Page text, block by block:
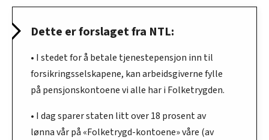
Dette er forslaget fra NTL:
• I stedet for å betale tjenestepensjon inn til
forsikringsselskapene, kan arbeidsgiverne fylle
på pensjonskontoene vi alle har i Folketrygden.
• I dag sparer staten litt over 18 prosent av
lønna vår på «Folketrygd-kontoene» våre (av